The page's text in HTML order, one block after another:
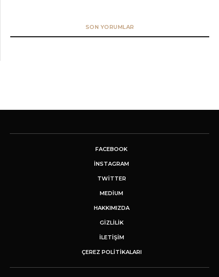
SON YORUMLAR
FACEBOOK
INSTAGRAM
TWITTER
MEDIUM
HAKKIMIZDA
GİZLİLİK
İLETIŞIM
ÇEREZ POLITIKALARI